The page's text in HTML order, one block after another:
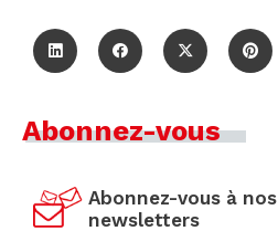
Abonnez-vous
Abonnez-vous à nos
newsletters